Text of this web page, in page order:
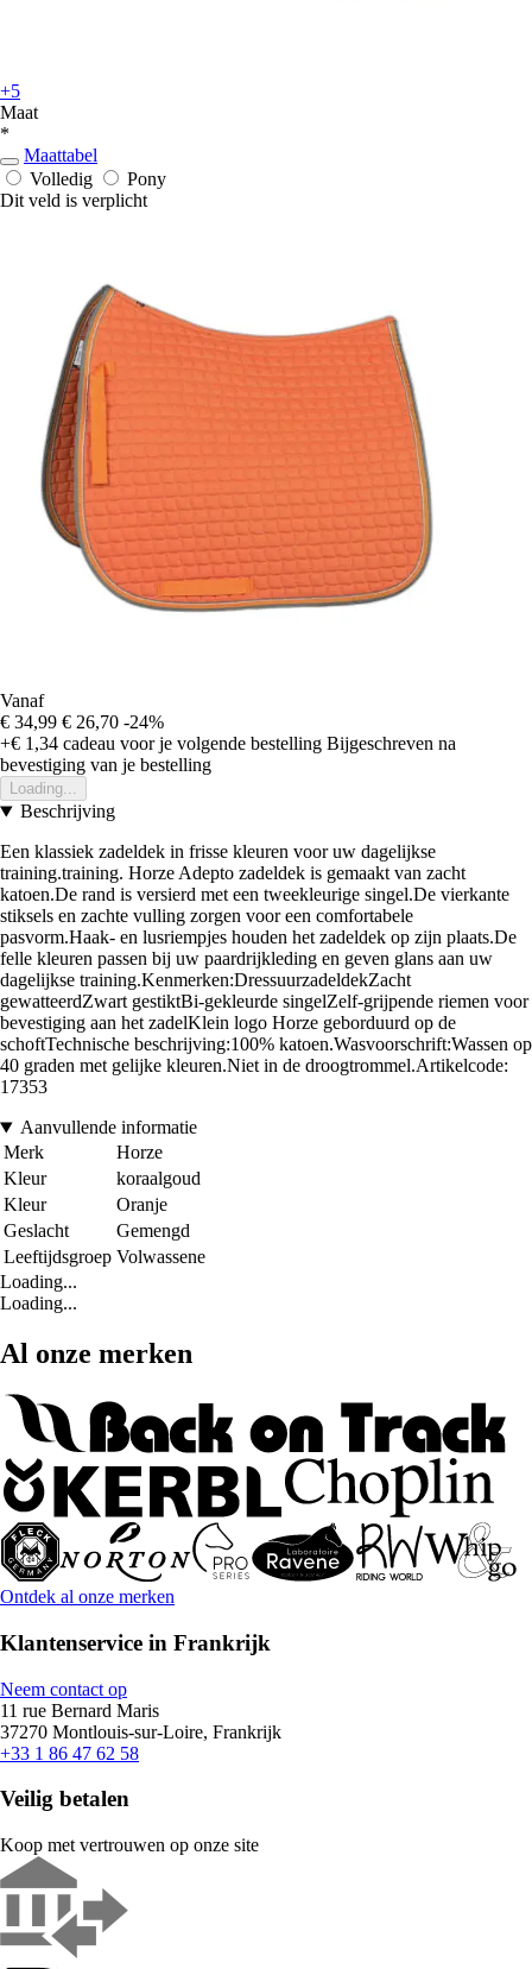
+5
Maat
*
Maattabel
Volledig
Pony
Dit veld is verplicht
Vanaf
€ 34,99 € 26,70 -24%
+€ 1,34 cadeau voor je volgende bestelling Bijgeschreven na
bevestiging van je bestelling
Loading...
Beschrijving
Een klassiek zadeldek in frisse kleuren voor uw dagelijkse
training.training. Horze Adepto zadeldek is gemaakt van zacht
katoen.De rand is versierd met een tweekleurige singel.De vierkante
stiksels en zachte vulling zorgen voor een comfortabele
pasvorm.Haak- en lusriempjes houden het zadeldek op zijn plaats.De
felle kleuren passen bij uw paardrijkleding en geven glans aan uw
dagelijkse training.Kenmerken:DressuurzadeldekZacht
gewatteerdZwart gestiktBi-gekleurde singelZelf-grijpende riemen voor
bevestiging aan het zadelKlein logo Horze geborduurd op de
schoftTechnische beschrijving:100% katoen.Wasvoorschrift:Wassen op
40 graden met gelijke kleuren.Niet in de droogtrommel.Artikelcode:
17353
Aanvullende informatie
Merk
Horze
Kleur
koraalgoud
Kleur
Oranje
Geslacht
Gemengd
Leeftijdsgroep Volwassene
Loading...
Loading...
Al onze merken
Ontdek al onze merken
Klantenservice in Frankrijk
Neem contact op
11 rue Bernard Maris
37270 Montlouis-sur-Loire, Frankrijk
+33 1 86 47 62 58
Veilig betalen
Koop met vertrouwen op onze site